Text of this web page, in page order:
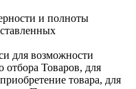
и полноты
для возможности
отбора Товаров, для
товара, для